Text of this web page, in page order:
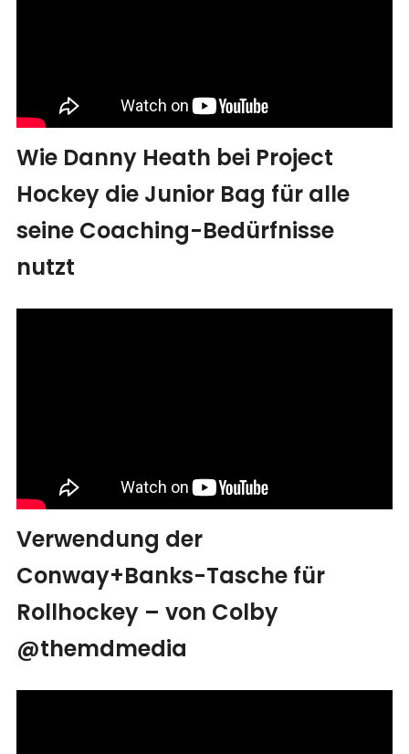
Wie Danny Heath bei Project
Hockey die Junior Bag für alle
seine Coaching-Bedürfnisse
nutzt
Verwendung der
Conway+Banks-Tasche für
Rollhockey – von Colby
@themdmedia